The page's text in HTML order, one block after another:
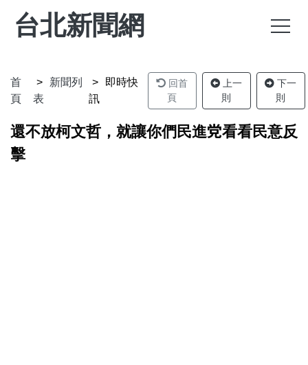
台北新聞網
首
頁
新聞列
表
即時快
訊
回首
頁
上一
則
下一
則
還不放柯文哲，就讓你們民進党看看民意反
擊